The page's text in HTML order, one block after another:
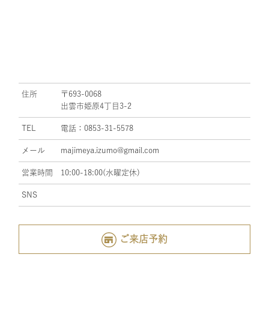
住所
〒693-0068
出雲市姫原4丁目3-2
TEL 電話：0853-31-5578
メール majimeya.izumo@gmail.com
営業時間 10:00-18:00(水曜定休)
SNS
ご来店予約